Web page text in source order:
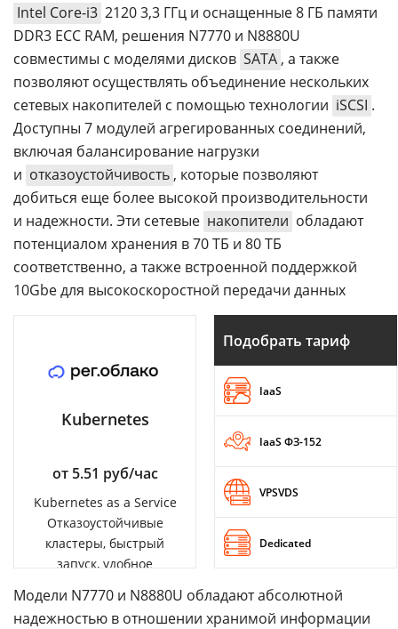
Intel Core-i3 2120 3,3 ГГц и оснащенные 8 ГБ памяти
DDR3 ECC RAM, решения N7770 и N8880U
совместимы с моделями дисков SATA , а также
позволяют осуществлять объединение нескольких
сетевых накопителей с помощью технологии iSCSI .
Доступны 7 модулей агрегированных соединений,
включая балансирование нагрузки
и отказоустойчивость , которые позволяют
добиться еще более высокой производительности
и надежности. Эти сетевые накопители обладают
потенциалом хранения в 70 ТБ и 80 ТБ
соответственно, а также встроенной поддержкой
10Gbe для высокоскоростной передачи данных
Kubernetes
от 5.51 руб/час
Kubernetes as a Service
Отказоустойчивые
кластеры, быстрый
запуск, удобное
Подобрать тариф
IaaS
IaaS ФЗ-152
VPSVDS
Dedicated
Модели N7770 и N8880U обладают абсолютной
надежностью в отношении хранимой информации